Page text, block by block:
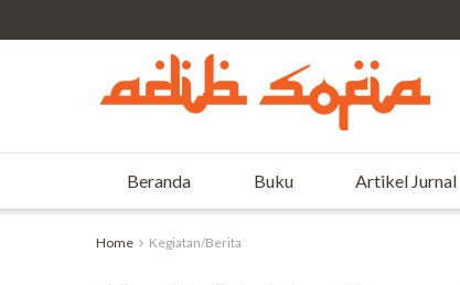
Beranda Buku Artikel Jurnal
Home Kegiatan/Berita